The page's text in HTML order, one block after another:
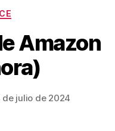
Amazon
de julio de 2024